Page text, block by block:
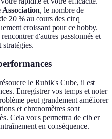
, le nombre de
20 % au cours des cinq
croissant pour ce hobby.
d'autres passionnés et
stratégies.
le Rubik's Cube, il est
Enregistrer vos temps et noter
peut grandement améliorer
et chronomètres sont
Cela vous permettra de cibler
en conséquence.